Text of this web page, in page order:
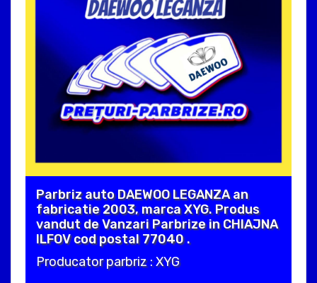
Parbriz auto DAEWOO LEGANZA an
fabricatie 2003, marca XYG. Produs
vandut de Vanzari Parbrize in CHIAJNA
ILFOV cod postal 77040 .
Producator parbriz : XYG